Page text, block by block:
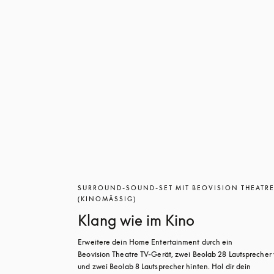
SURROUND-SOUND-SET MIT BEOVISION THEATRE
(KINOMÄSSIG)
Klang wie im Kino
Erweitere dein Home Entertainment durch ein
Beovision Theatre TV-Gerät, zwei Beolab 28 Lautsprecher
und zwei Beolab 8 Lautsprecher hinten. Hol dir dein